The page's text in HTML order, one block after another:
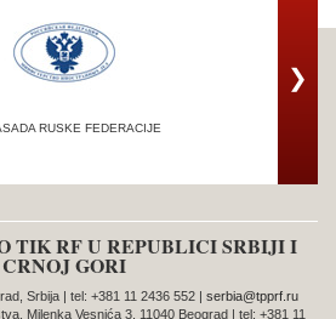
RUSKE FEDERACIJE
❯
TIK RF U REPUBLICI SRBIJI I
CRNOJ GORI
Srbija | tel: +381 11 2436 552 | serbia@tpprf.ru
Milenka Vesnića 3, 11040 Beograd | tel: +381 11